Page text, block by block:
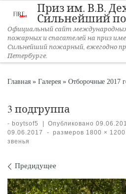
Перейти к содержимому
Приз им. В.В.
Сильнейший
Официальный сайт международных
пожарных и спасателей на приз
Сильнейший пожарный, ежегодно
Петербурге.
Главная » Галерея » Отборочные 2017
3 подгруппа
- boytsof5 Опубликовано
09.06.2017
- размеров 1800 × 1200
звенья
Навигация по
Предидущее